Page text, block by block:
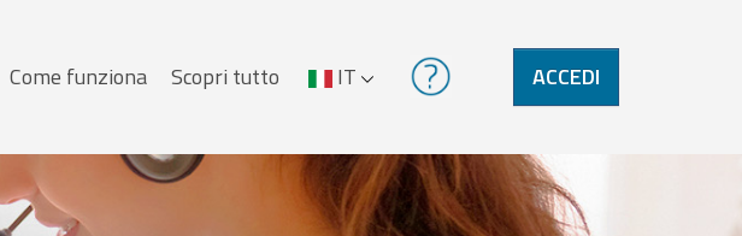
Menu
Come funziona Scopri tutto IT ACCEDI